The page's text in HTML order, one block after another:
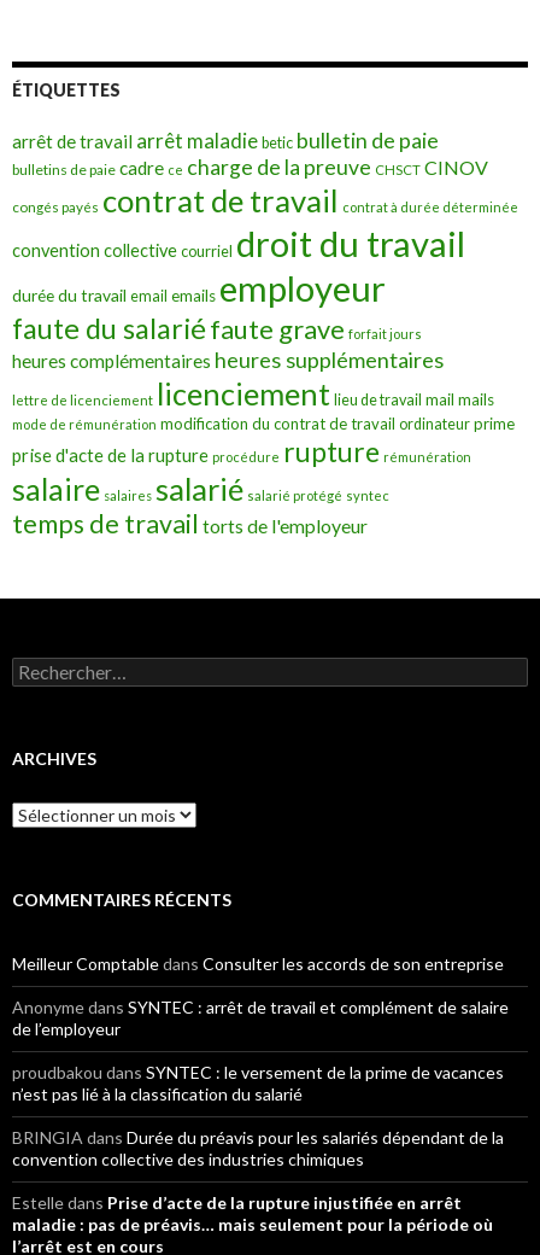
ÉTIQUETTES
arrêt de travail arrêt maladie betic bulletin de paie
bulletins de paie cadre ce charge de la preuve CHSCT CINOV
congés payés contrat de travail contrat à durée déterminée
convention collective courriel droit du travail
durée du travail email emails employeur
faute du salariéfaute grave forfait jours
heures complémentaires heures supplémentaires
lettre de licenciement licenciement lieu de travail mail mails
mode de rémunération modification du contrat de travail ordinateur prime
prise d'acte de la rupture procédure rupture rémunération
salaire salaires salarié salarié protégé syntec
temps de travail torts de l'employeur
Rechercher :
ARCHIVES
Archives
COMMENTAIRES RÉCENTS
Meilleur Comptabledans Consulter les accords de son entreprise
Anonymedans SYNTEC : arrêt de travail et complément de salaire
de l’employeur
proudbakou dans SYNTEC : le versement de la prime de vacances
n’est pas lié à la classification du salarié
BRINGIA dans Durée du préavis pour les salariés dépendant de la
convention collective des industries chimiques
Estelledans Prise d’acte de la rupture injustifiée en arrêt
maladie : pas de préavis… mais seulement pour la période où
l’arrêt est en cours